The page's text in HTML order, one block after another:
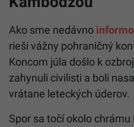
Ako sme nedávno
rieši vážny pohraničný
Koncom júla došlo k
zahynuli civilisti a boli
vrátane leteckých úderov.
Spor sa točí okolo chrámu